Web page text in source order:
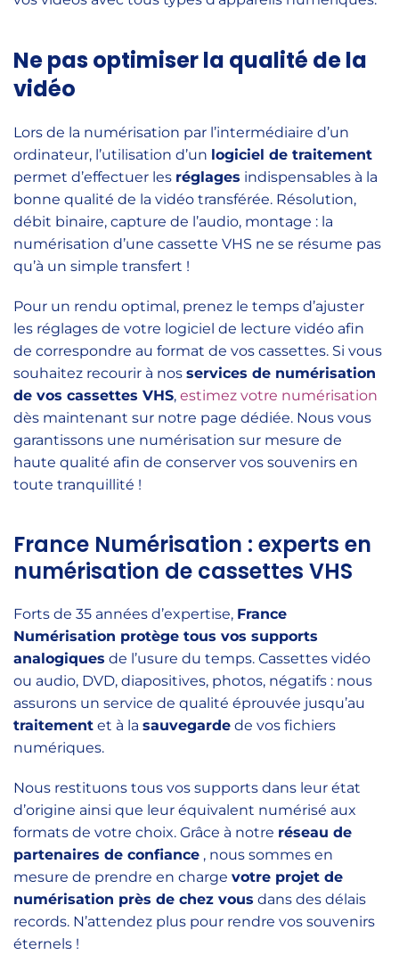
Ne pas optimiser la qualité de la
vidéo
Lors de la numérisation par l’intermédiaire d’un
ordinateur, l’utilisation d’un logiciel de traitement
permet d’effectuer les réglages indispensables à la
bonne qualité de la vidéo transférée. Résolution,
débit binaire, capture de l’audio, montage : la
numérisation d’une cassette VHS ne se résume pas
qu’à un simple transfert !
Pour un rendu optimal, prenez le temps d’ajuster
les réglages de votre logiciel de lecture vidéo afin
de correspondre au format de vos cassettes. Si vous
souhaitez recourir à nos services de numérisation
de vos cassettes VHS, estimez votre numérisation
dès maintenant sur notre page dédiée. Nous vous
garantissons une numérisation sur mesure de
haute qualité afin de conserver vos souvenirs en
toute tranquillité !
France Numérisation : experts en
numérisation de cassettes VHS
Forts de 35 années d’expertise, France
Numérisation protège tous vos supports
analogiques de l’usure du temps. Cassettes vidéo
ou audio, DVD, diapositives, photos, négatifs : nous
assurons un service de qualité éprouvée jusqu’au
traitement et à la sauvegarde de vos fichiers
numériques.
Nous restituons tous vos supports dans leur état
d’origine ainsi que leur équivalent numérisé aux
formats de votre choix. Grâce à notre réseau de
partenaires de confiance , nous sommes en
mesure de prendre en charge votre projet de
numérisation près de chez vous dans des délais
records. N’attendez plus pour rendre vos souvenirs
éternels !